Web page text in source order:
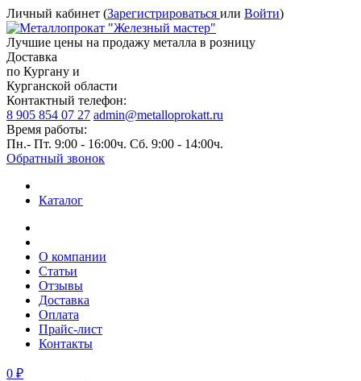
Личный кабинет (Зарегистрироваться или Войти)
Лучшие цены на продажу металла в розницу
Доставка
по Кургану и
Курганской области
Контактный телефон:
8 905 854 07 27 admin@metalloprokatt.ru
Время работы:
Пн.- Пт. 9:00 - 16:00ч. Сб. 9:00 - 14:00ч.
Обратный звонок
Каталог
О компании
Статьи
Отзывы
Доставка
Оплата
Прайс-лист
Контакты
0 ₽